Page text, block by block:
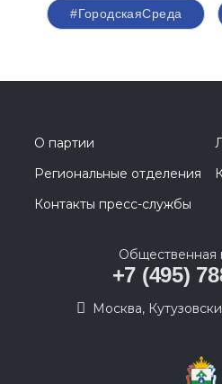
#ГородскаяСреда
О партии
Региональные отделения
Контакты пресс-службы
Общественная
+7 (495)
Москва,